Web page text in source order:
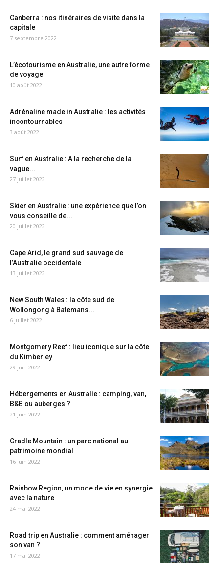
Canberra : nos itinéraires de visite dans la
capitale
7 septembre 2022
L’écotourisme en Australie, une autre forme
de voyage
10 août 2022
Adrénaline made in Australie : les activités
incontournables
3 août 2022
Surf en Australie : A la recherche de la
vague...
27 juillet 2022
Skier en Australie : une expérience que l’on
vous conseille de...
20 juillet 2022
Cape Arid, le grand sud sauvage de
l’Australie occidentale
13 juillet 2022
New South Wales : la côte sud de
Wollongong à Batemans...
6 juillet 2022
Montgomery Reef : lieu iconique sur la côte
du Kimberley
29 juin 2022
Hébergements en Australie : camping, van,
B&B ou auberges ?
21 juin 2022
Cradle Mountain : un parc national au
patrimoine mondial
16 juin 2022
Rainbow Region, un mode de vie en synergie
avec la nature
24 mai 2022
Road trip en Australie : comment aménager
son van ?
17 mai 2022